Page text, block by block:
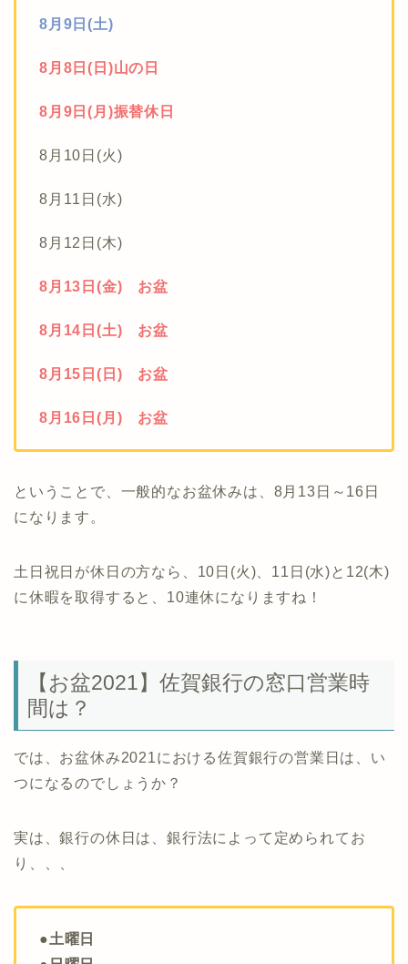
8月9日(土)
8月8日(日)山の日
8月9日(月)振替休日
8月10日(火)
8月11日(水)
8月12日(木)
8月13日(金) お盆
8月14日(土) お盆
8月15日(日) お盆
8月16日(月) お盆
ということで、一般的なお盆休みは、8月13日～16日
になります。
土日祝日が休日の方なら、10日(火)、11日(水)と12(木)
に休暇を取得すると、10連休になりますね！
【お盆2021】佐賀銀行の窓口営業時
間は？
では、お盆休み2021における佐賀銀行の営業日は、い
つになるのでしょうか？
実は、銀行の休日は、銀行法によって定められてお
り、、、
●土曜日